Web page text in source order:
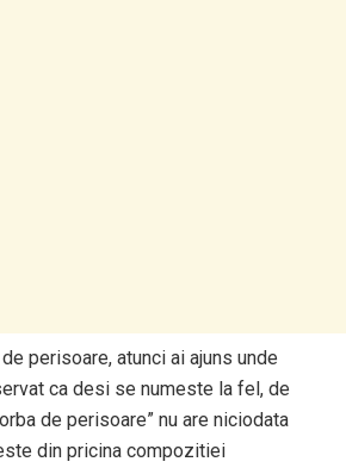
perisoare, atunci ai ajuns unde
ca desi se numeste la fel, de
de perisoare” nu are niciodata
din pricina compozitiei